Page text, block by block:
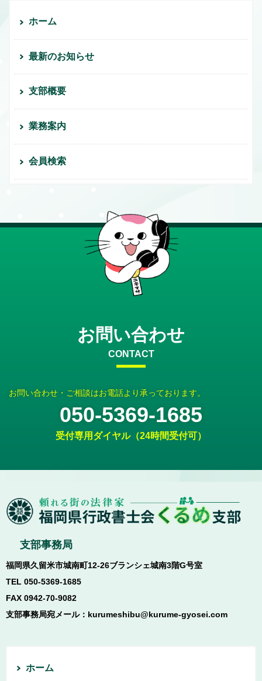
ホーム
最新のお知らせ
支部概要
業務案内
会員検索
お問い合わせ
CONTACT
お問い合わせ・ご相談はお電話より承っております。
050-5369-1685
受付専用ダイヤル（24時間受付可）
支部事務局
福岡県久留米市城南町12-26ブランシェ城南3階G号室
TEL 050-5369-1685
FAX 0942-70-9082
支部事務局宛メール：kurumeshibu@kurume-gyosei.com
ホーム